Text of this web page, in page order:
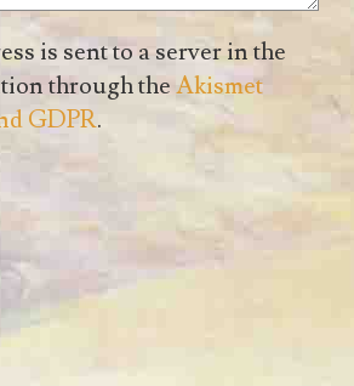
is sent to a server in the
through theAkismet
GDPR.